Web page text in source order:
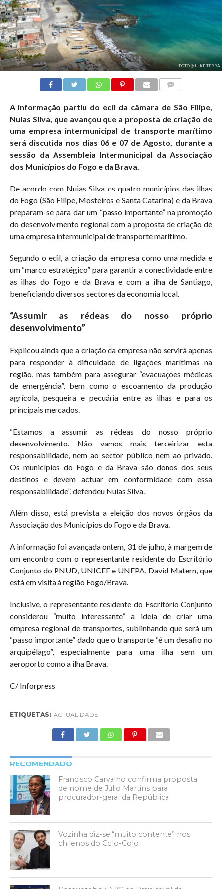
FOTO @ LI KÊ TERRA
A informação partiu do edil da câmara de São Filipe,
Nuias Silva, que avançou que a proposta de criação de
uma empresa intermunicipal de transporte marítimo
será discutida nos dias 06 e 07 de Agosto, durante a
sessão da Assembleia Intermunicipal da Associação
dos Municípios do Fogo e da Brava.
De acordo com Nuias Silva os quatro municípios das ilhas
do Fogo (São Filipe, Mosteiros e Santa Catarina) e da Brava
preparam-se para dar um “passo importante” na promoção
do desenvolvimento regional com a proposta de criação de
uma empresa intermunicipal de transporte marítimo.
Segundo o edil, a criação da empresa como uma medida e
um “marco estratégico” para garantir a conectividade entre
as ilhas do Fogo e da Brava e com a ilha de Santiago,
beneficiando diversos sectores da economia local.
“Assumir as rédeas do nosso próprio
desenvolvimento”
Explicou ainda que a criação da empresa não servirá apenas
para responder à dificuldade de ligações marítimas na
região, mas também para assegurar “evacuações médicas
de emergência”, bem como o escoamento da produção
agrícola, pesqueira e pecuária entre as ilhas e para os
principais mercados.
“Estamos a assumir as rédeas do nosso próprio
desenvolvimento. Não vamos mais terceirizar esta
responsabilidade, nem ao sector público nem ao privado.
Os municípios do Fogo e da Brava são donos dos seus
destinos e devem actuar em conformidade com essa
responsabilidade”, defendeu Nuias Silva.
Além disso, está prevista a eleição dos novos órgãos da
Associação dos Municípios do Fogo e da Brava.
A informação foi avançada ontem, 31 de julho, à margem de
um encontro com o representante residente do Escritório
Conjunto do PNUD, UNICEF e UNFPA, David Matern, que
está em visita à região Fogo/Brava.
Inclusive, o representante residente do Escritório Conjunto
considerou “muito interessante” a ideia de criar uma
empresa regional de transportes, sublinhando que será um
“passo importante” dado que o transporte “é um desafio no
arquipélago”, especialmente para uma ilha sem um
aeroporto como a ilha Brava.
C/ Inforpress
ETIQUETAS: ACTUALIDADE
RECOMENDADO
Francisco Carvalho confirma proposta
de nome de Júlio Martins para
procurador-geral da República
Vozinha diz-se “muito contente” nos
chilenos do Colo-Colo